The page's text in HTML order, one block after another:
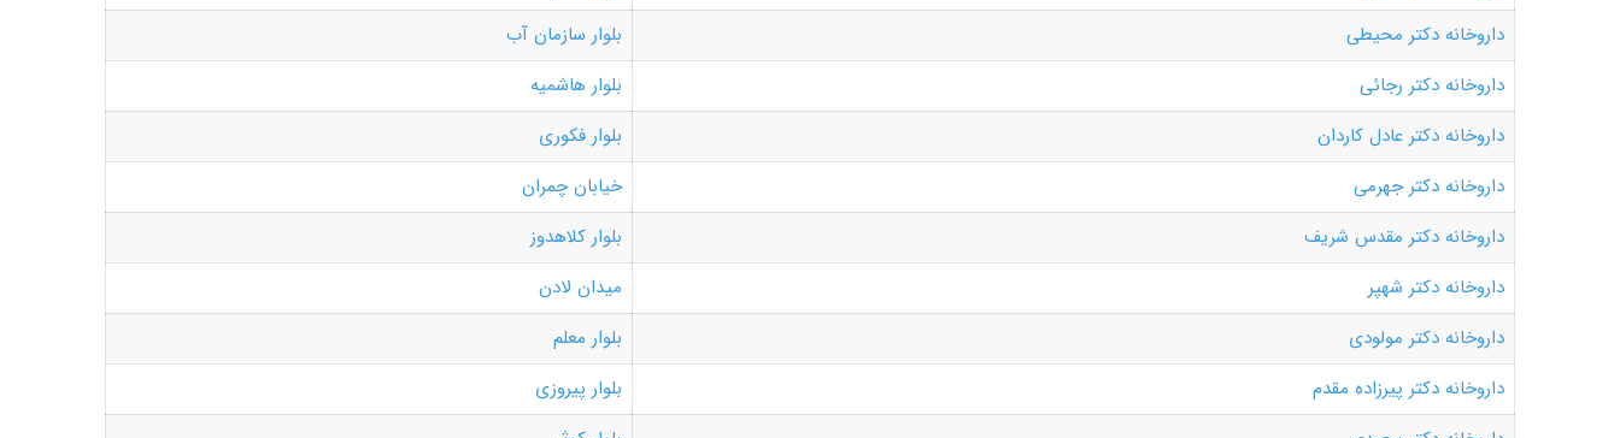
داروخانه دکتر محیطی
بلوار سازمان آب
داروخانه دکتر رجائی
بلوار هاشمیه
داروخانه دکتر عادل کاردان
بلوار فکوری
داروخانه دکتر جهرمی
خیابان چمران
داروخانه دکتر مقدس شریف
بلوار کلاهدوز
داروخانه دکتر شهپر
میدان لادن
داروخانه دکتر مولودی
بلوار معلم
داروخانه دکتر پیرزاده مقدم
بلوار پیروزی